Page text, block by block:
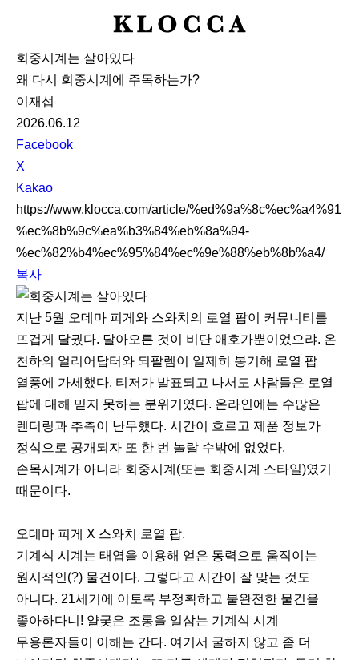
K
O
C
회중시계는 살아있다
왜 다시 회중시계에 주목하는가?
이재섭
2026.06.12
S
N
S
S
h
a
r
e
Facebook
X
Kakao
https://www.klocca.com/article/%ed%9a%8c%ec%a4%91
%ec%8b%9c%ea%b3%84%eb%8a%94-
%ec%82%b4%ec%95%84%ec%9e%88%eb%8b%a4/
복사
지난 5월 오데마 피게와 스와치의 로열 팝이 커뮤니티를
뜨겁게 달궜다. 달아오른 것이 비단 애호가뿐이었으랴. 온
천하의 얼리어답터와 되팔렘이 일제히 봉기해 로열 팝
열풍에 가세했다. 티저가 발표되고 나서도 사람들은 로열
팝에 대해 믿지 못하는 분위기였다. 온라인에는 수많은
렌더링과 추측이 난무했다. 시간이 흐르고 제품 정보가
정식으로 공개되자 또 한 번 놀랄 수밖에 없었다.
손목시계가 아니라 회중시계(또는 회중시계 스타일)였기
때문이다.
오데마 피게 X 스와치 로열 팝.
기계식 시계는 태엽을 이용해 얻은 동력으로 움직이는
원시적인(?) 물건이다. 그렇다고 시간이 잘 맞는 것도
아니다. 21세기에 이토록 부정확하고 불완전한 물건을
좋아하다니! 얄궂은 조롱을 일삼는 기계식 시계
무용론자들이 이해는 간다. 여기서 굴하지 않고 좀 더